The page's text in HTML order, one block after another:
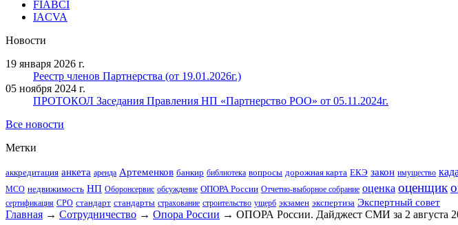
FIABCI
IACVA
Новости
19 января 2026 г.
Реестр членов Партнерства (от 19.01.2026г.)
05 ноября 2024 г.
ПРОТОКОЛ Заседания Правления НП «Партнерство РОО» от 05.11.2024г.
Все новости
Метки
аккредитация анкета аренда Артеменков банкир библиотека вопросы дорожная карта ЕКЭ закон имущество
МСО недвижимость НП Оборонсервис обсуждение ОПОРА России Отчетно-выборное собрание оценка оценщик
сертификация СРО стандарт стандарты страхование строительство ущерб экзамен экспертиза Экспертный совет
Главная → Сотрудничество → Опора России → ОПОРА России. Дайджест СМИ за 2 августа